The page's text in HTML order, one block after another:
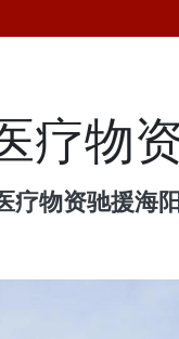
疗物
物资驰援海阳